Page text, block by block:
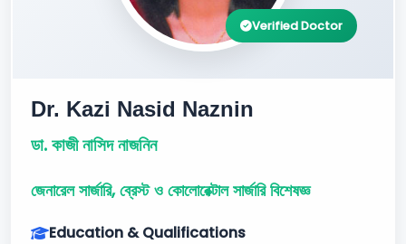
Verified Doctor
Dr. Kazi Nasid Naznin
ডা. কাজী নাসিদ নাজনিন
জেনারেল সার্জারি, ব্রেস্ট ও কোলোরেক্টাল সার্জারি বিশেষজ্ঞ
Education & Qualifications